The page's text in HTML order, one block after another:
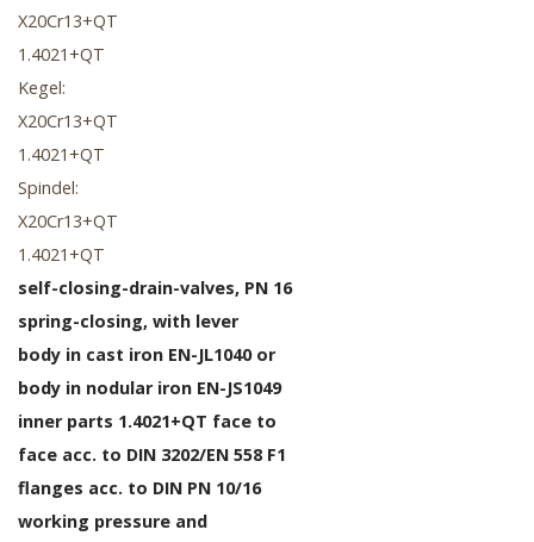
X20Cr13+QT
1.4021+QT
Kegel:
X20Cr13+QT
1.4021+QT
Spindel:
X20Cr13+QT
1.4021+QT
self-closing-drain-valves, PN 16
spring-closing, with lever
body in cast iron EN-JL1040 or
body in nodular iron EN-JS1049
inner parts 1.4021+QT face to
face acc. to DIN 3202/EN 558 F1
flanges acc. to DIN PN 10/16
working pressure and